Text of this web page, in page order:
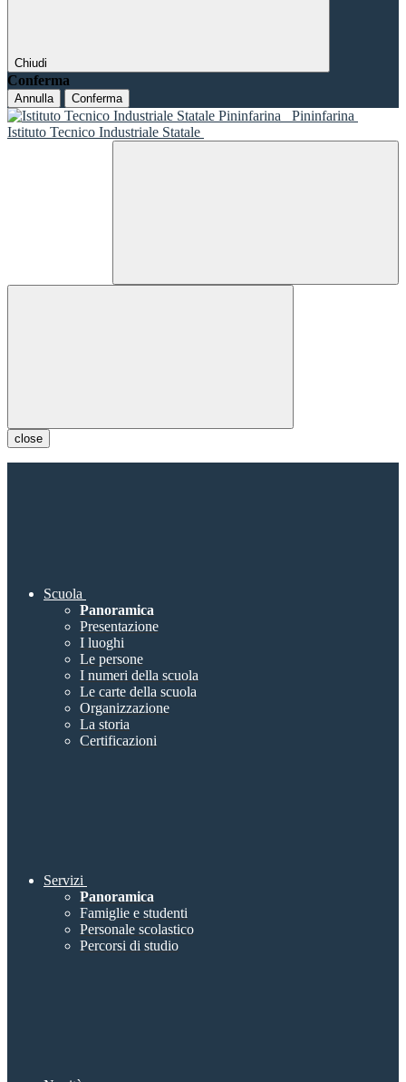
Chiudi
Conferma
Annulla Conferma
Pininfarina
Istituto Tecnico Industriale Statale
close
Scuola
Panoramica
Presentazione
I luoghi
Le persone
I numeri della scuola
Le carte della scuola
Organizzazione
La storia
Certificazioni
Servizi
Panoramica
Famiglie e studenti
Personale scolastico
Percorsi di studio